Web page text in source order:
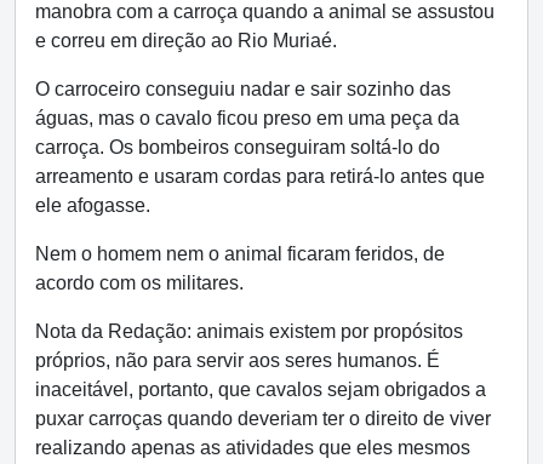
manobra com a carroça quando a animal se assustou
e correu em direção ao Rio Muriaé.
O carroceiro conseguiu nadar e sair sozinho das
águas, mas o cavalo ficou preso em uma peça da
carroça. Os bombeiros conseguiram soltá-lo do
arreamento e usaram cordas para retirá-lo antes que
ele afogasse.
Nem o homem nem o animal ficaram feridos, de
acordo com os militares.
Nota da Redação: animais existem por propósitos
próprios, não para servir aos seres humanos. É
inaceitável, portanto, que cavalos sejam obrigados a
puxar carroças quando deveriam ter o direito de viver
realizando apenas as atividades que eles mesmos